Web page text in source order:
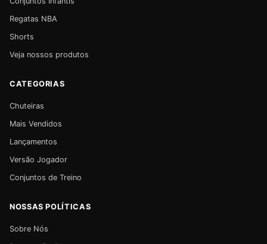
Regatas NBA
Shorts
Veja nossos produtos
CATEGORIAS
Chuteiras
Mais Vendidos
Lançamentos
Versão Jogador
Conjuntos de Treino
NOSSAS POLÍTICAS
Sobre Nós